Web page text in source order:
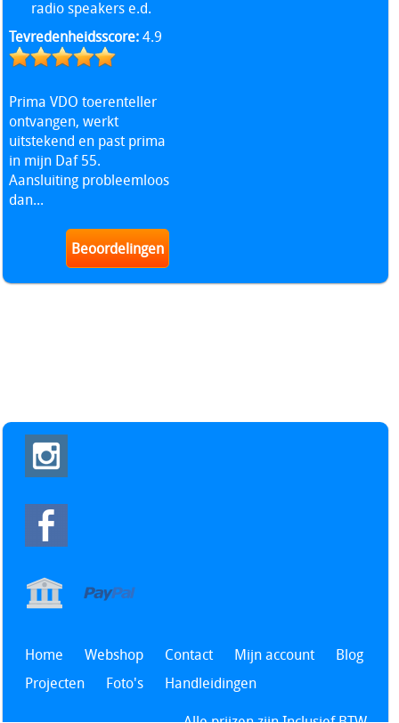
radio speakers e.d.
Tevredenheidsscore:4.9
Prima VDO toerenteller
ontvangen, werkt
uitstekend en past prima
in mijn Daf 55.
Aansluiting probleemloos
dan...
Beoordelingen
Home Webshop Contact Mijn account
Blog
Projecten
Foto's
Handleidingen